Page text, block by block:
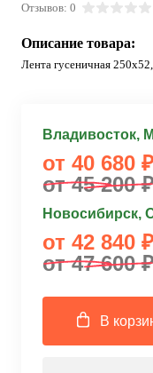
Отзывов: 0
Описание товара:
Лента гусеничная
Владивосток,
от 40 680 ₽
от 45 200 ₽
Новосибирск,
от 42 840 ₽
от 47 600 ₽
В